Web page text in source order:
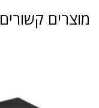
מוצרים קשורים